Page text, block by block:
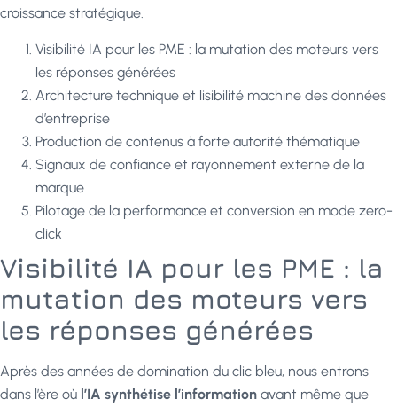
croissance stratégique.
Visibilité IA pour les PME : la mutation des moteurs vers
les réponses générées
Architecture technique et lisibilité machine des données
d’entreprise
Production de contenus à forte autorité thématique
Signaux de confiance et rayonnement externe de la
marque
Pilotage de la performance et conversion en mode zero-
click
Visibilité IA pour les PME : la
mutation des moteurs vers
les réponses générées
Après des années de domination du clic bleu, nous entrons
dans l’ère où l’IA synthétise l’information avant même que